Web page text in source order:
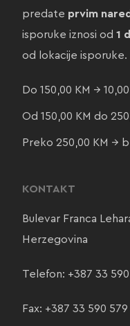
predate prvim
isporuke iznosi od 1
od lokacije isporuke.
Do 150,00 KM →
Od 150,00 KM do
Preko 250,00 KM →
KONTAKT
Bulevar Franca
Herzegovina
Telefon: +387 33
Fax: +387 33 590 579